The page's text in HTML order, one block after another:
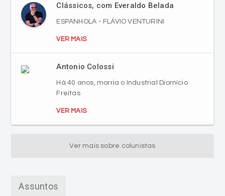
Clássicos, com Everaldo Belada
ESPANHOLA - FLÁVIO VENTURINI
VER MAIS
Antonio Colossi
Há 40 anos, morria o Industrial Diomício
Freitas
VER MAIS
Ver mais sobre colunistas
Assuntos